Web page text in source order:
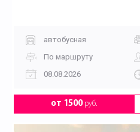
автобусная
По маршруту
08.08.2026
от 1500руб.